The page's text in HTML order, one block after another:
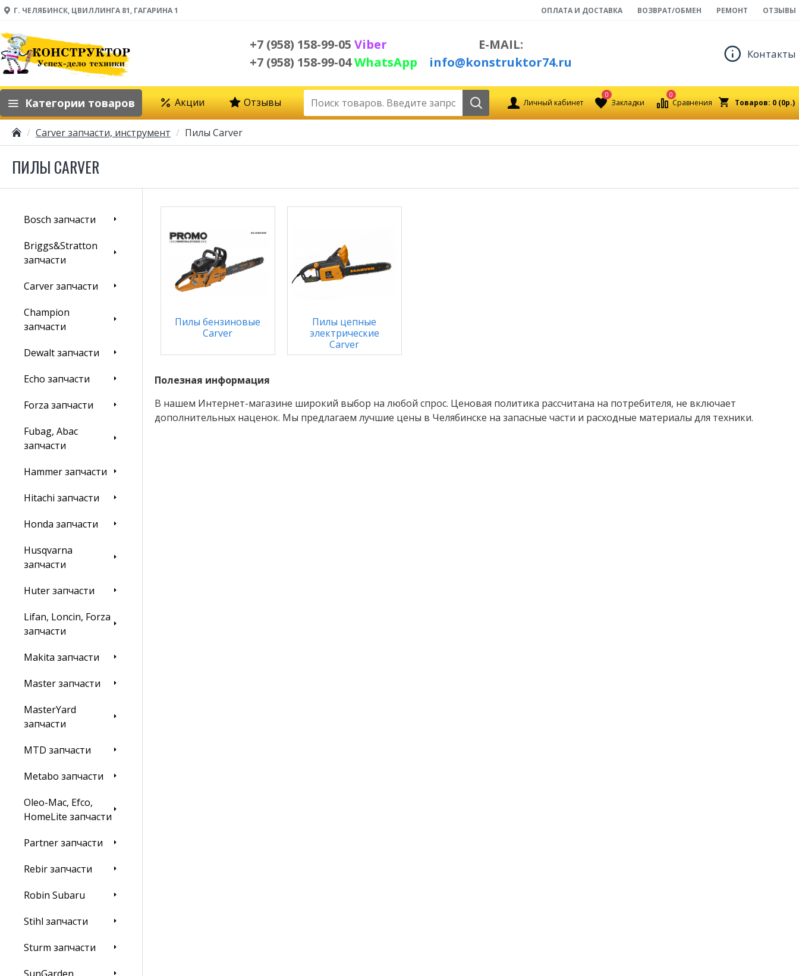
Г. ЧЕЛЯБИНСК, ЦВИЛЛИНГА 81, ГАГАРИНА 1 ОПЛАТА И ДОСТАВКА ВОЗВРАТ/ОБМЕН РЕМОНТ ОТЗЫВЫ
+7 (958) 158-99-05 Viber
+7 (958) 158-99-04WhatsApp
E-MAIL:
info@konstruktor74.ru
Контакты
Категории товаров Акции Отзывы Личный кабинет Закладки
0
Сравнения
0
Товаров: 0 (0р.)
Carver запчасти, инструмент Пилы Carver
ПИЛЫ CARVER
Bosch запчасти
Briggs&Stratton
запчасти
Carver запчасти
Champion
запчасти
Dewalt запчасти
Echo запчасти
Forza запчасти
Fubag, Abac
запчасти
Hammer запчасти
Hitachi запчасти
Honda запчасти
Husqvarna
запчасти
Huter запчасти
Lifan, Loncin, Forza
запчасти
Makita запчасти
Master запчасти
MasterYard
запчасти
MTD запчасти
Metabo запчасти
Oleo-Mac, Efco,
HomeLite запчасти
Partner запчасти
Rebir запчасти
Robin Subaru
Stihl запчасти
Sturm запчасти
Пилы бензиновые
Carver
Пилы цепные
электрические
Carver
Полезная информация
В нашем Интернет-магазине широкий выбор на любой спрос. Ценовая политика рассчитана на потребителя, не включает
дополнительных наценок. Мы предлагаем лучшие цены в Челябинске на запасные части и расходные материалы для техники.